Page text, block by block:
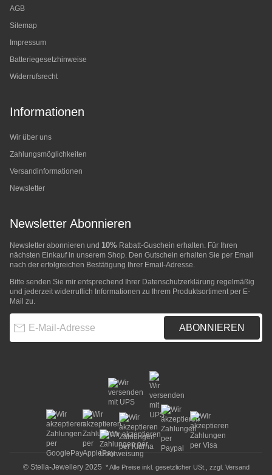
AGB
Sitemap
Impressum
Batteriegesetzhinweise
Widerrufsrecht
Informationen
Wir über uns
Zahlungsmöglichkeiten
Versandinformationen
Newsletter
Newsletter Abonnieren
Newsletter abonnieren und 10% Rabatt-Guschein erhalten. Für Ihren
nächsten Einkauf in unserem Shop. Den Gutschein erhalten Sie per Email
nach der erfolgreichen Bestätigung Ihrer Email-Adresse.
Bitte senden Sie mir entsprechend Ihrer Datenschutzerklärung regelmäßig
und jederzeit widerruflich Informationen zu Ihrem Produktsortiment per E-
Mail zu.
ABONNIEREN
© Stella-Jewellery 2025 * Alle Preise inkl. gesetzlicher USt., zzgl. Versand